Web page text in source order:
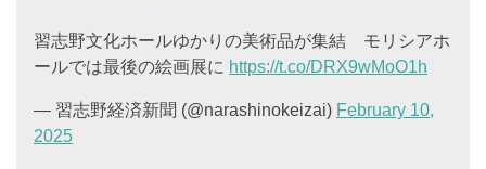
習志野文化ホールゆかりの美術品が集結 モリシアホ
ールでは最後の絵画展に https://t.co/DRX9wMoO1h
— 習志野経済新聞 (@narashinokeizai) February 10,
2025